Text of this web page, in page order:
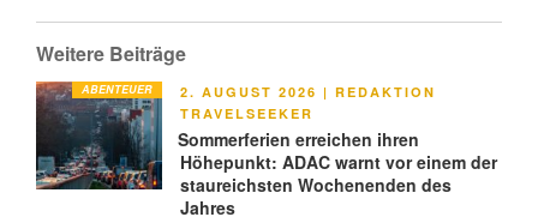
Weitere Beiträge
ABENTEUER
VERÖFFENTLICHT
AM
2. AUGUST 2026 | REDAKTION
TRAVELSEEKER
Sommerferien erreichen ihren
Höhepunkt: ADAC warnt vor einem der
staureichsten Wochenenden des
Jahres